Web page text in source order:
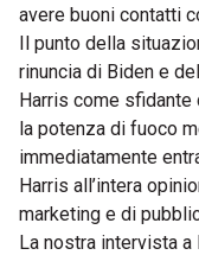
avere buoni contatti
Il punto della
rinuncia di Biden e
Harris come sfidante
la potenza di fuoco
immediatamente
Harris all’intera
marketing e di
La nostra intervista a